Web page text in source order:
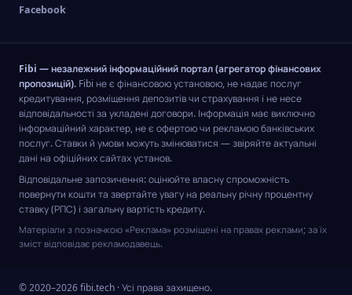
Facebook
Fibi — незалежний інформаційний портал (агрегатор фінансових
пропозицій). Fibi не є фінансовою установою, не надає послуг
кредитування, розміщення депозитів чи страхування і не несе
відповідальності за укладені договори. Інформація має виключно
інформаційний характер, не є офертою чи рекламою банківських
послуг. Ставки й умови можуть змінюватися — звіряйте актуальні
дані на офіційних сайтах установ.
Відповідальне запозичення: оцінюйте власну спроможність
повернути кошти та звертайте увагу на реальну річну процентну
ставку (РПС) і загальну вартість кредиту.
Матеріали з позначкою «Реклама» розміщені на правах реклами; за їх
зміст відповідає рекламодавець.
© 2020–2026 fibi.tech · Усі права захищено.